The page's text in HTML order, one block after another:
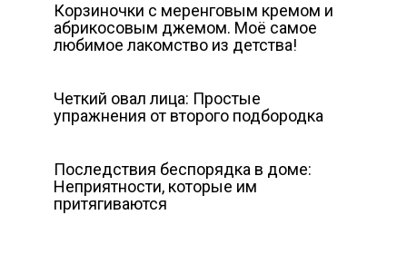
Корзиночки с меренговым кремом и
абрикосовым джемом. Моё самое
любимое лакомство из детства!
Четкий овал лица: Простые
упражнения от второго подбородка
Последствия беспорядка в доме:
Неприятности, которые им
притягиваются